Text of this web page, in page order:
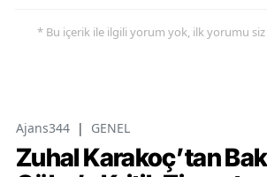
* Bu içerik ile ilgili yorum yok, ilk yorumu siz
Ajans344 | GENEL
Zuhal Karakoç’tan